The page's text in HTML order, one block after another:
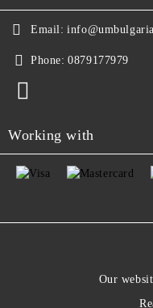
Email:
Phone: 0879177979
Working with
Our